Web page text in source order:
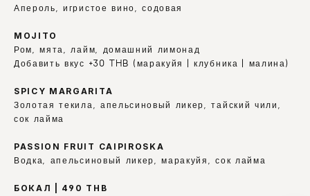
Апероль, игристое вино, содовая
MOJITO
Ром, мята, лайм, домашний лимонад
Добавить вкус +30 THB (маракуйя | клубника | малина)
SPICY MARGARITA
Золотая текила, апельсиновый ликер, тайский чили,
сок лайма
PASSION FRUIT CAIPIROSKA
Водка, апельсиновый ликер, маракуйя, сок лайма
БОКАЛ | 490 THB